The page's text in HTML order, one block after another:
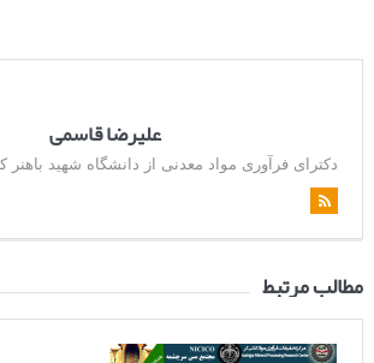
علیرضا قاسمی
دکترای فرآوری مواد معدنی از دانشگاه شهید باهنر
مطالب مرتبط